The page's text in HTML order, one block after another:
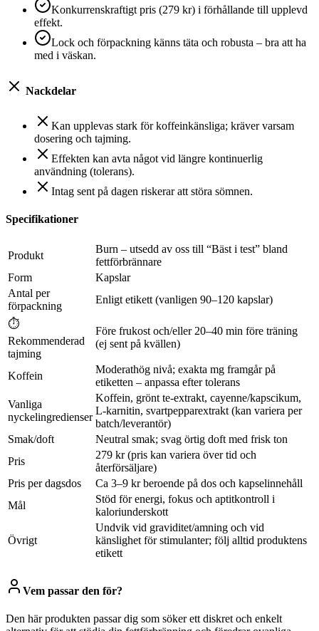
Konkurrenskraftigt pris (279 kr) i förhållande till upplevd
effekt.
Lock och förpackning känns täta och robusta – bra att ha
med i väskan.
Nackdelar
Kan upplevas stark för koffeinkänsliga; kräver varsam
dosering och tajming.
Effekten kan avta något vid längre kontinuerlig
användning (tolerans).
Intag sent på dagen riskerar att störa sömnen.
Specifikationer
Produkt
Burn – utsedd av oss till “Bäst i test” bland
fettförbrännare
Form
Kapslar
Antal per
förpackning
Enligt etikett (vanligen 90–120 kapslar)
⏱
Rekommenderad
tajming
Före frukost och/eller 20–40 min före träning
(ej sent på kvällen)
Koffein
Moderathög nivå; exakta mg framgår på
etiketten – anpassa efter tolerans
Vanliga
nyckelingredienser
Koffein, grönt te-extrakt, cayenne/kapscikum,
L-karnitin, svartpepparextrakt (kan variera per
batch/leverantör)
Smak/doft
Neutral smak; svag örtig doft med frisk ton
Pris
279 kr (pris kan variera över tid och
återförsäljare)
Pris per dagsdos
Ca 3–9 kr beroende på dos och kapselinnehåll
Mål
Stöd för energi, fokus och aptitkontroll i
kaloriunderskott
Övrigt
Undvik vid graviditet/amning och vid
känslighet för stimulanter; följ alltid produktens
etikett
Vem passar den för?
Den här produkten passar dig som söker ett diskret och enkelt